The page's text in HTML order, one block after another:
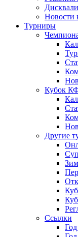
Новости
Турниры
Кубок
Другие
Ссылки
Год